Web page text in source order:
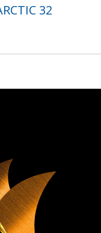
32